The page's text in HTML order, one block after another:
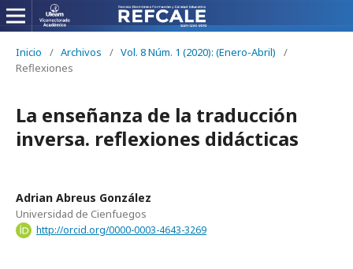
Inicio / Archivos / Vol. 8 Núm. 1 (2020): (Enero-Abril)
/
Reflexiones
La enseñanza de la traducción
inversa. reflexiones didácticas
Adrian Abreus González
Universidad de Cienfuegos
http://orcid.org/0000-0003-4643-3269